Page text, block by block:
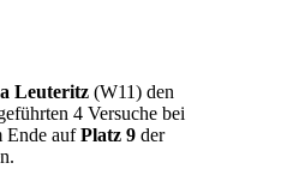
Leuteritz(W11) den
4 Versuche bei
Ende aufPlatz 9der